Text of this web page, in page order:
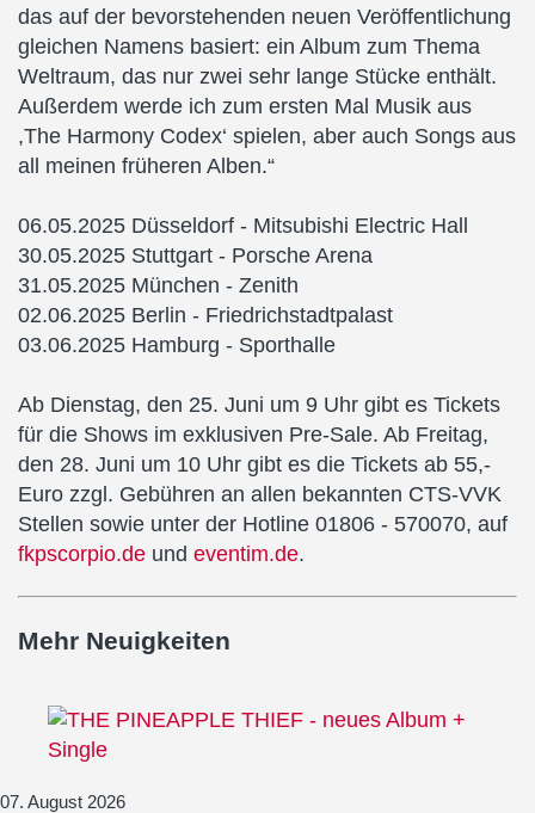
das auf der bevorstehenden neuen Veröffentlichung
gleichen Namens basiert: ein Album zum Thema
Weltraum, das nur zwei sehr lange Stücke enthält.
Außerdem werde ich zum ersten Mal Musik aus
,The Harmony Codex‘ spielen, aber auch Songs aus
all meinen früheren Alben.“
06.05.2025 Düsseldorf - Mitsubishi Electric Hall
30.05.2025 Stuttgart - Porsche Arena
31.05.2025 München - Zenith
02.06.2025 Berlin - Friedrichstadtpalast
03.06.2025 Hamburg - Sporthalle
Ab Dienstag, den 25. Juni um 9 Uhr gibt es Tickets
für die Shows im exklusiven Pre-Sale. Ab Freitag,
den 28. Juni um 10 Uhr gibt es die Tickets ab 55,-
Euro zzgl. Gebühren an allen bekannten CTS-VVK
Stellen sowie unter der Hotline 01806 - 570070, auf
fkpscorpio.de und eventim.de.
Mehr Neuigkeiten
07. August 2026